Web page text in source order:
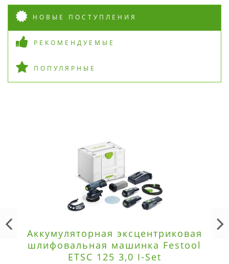
НОВЫЕ ПОСТУПЛЕНИЯ
РЕКОМЕНДУЕМЫЕ
ПОПУЛЯРНЫЕ
Аккумуляторная эксцентриковая
шлифовальная машинка Festool
ETSC 125 3,0 I-Set